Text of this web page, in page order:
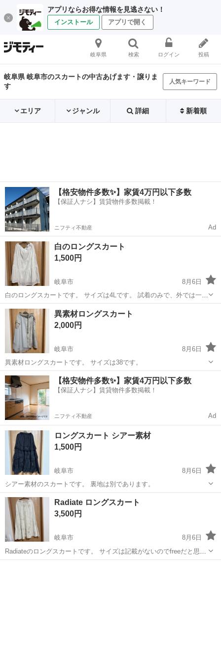
アプリならお得な情報を見逃さない！
インストール アプリで開く
岐阜県 検索 ログイン 投稿
岐阜県 岐阜市のスカートの中古あげます・譲りま
す
人気キーワード
エリア ジャンル 詳細 新着順
【格安物件多数✨】家賃4万円以下多数
【保証人ナシ】賃貸物件多数掲載！
ニフティ不動産 Ad
白のロングスカート
1,500円
岐阜市
8月6日
白のロングスカートです。 サイズは4Lです。 試着のみで、外では一度
も履いていません。
岐阜 岐阜市 スカート ロングスカート
異素材ロングスカート
2,000円
岐阜市
8月6日
異素材ロングスカートです。 サイズは38です。
岐阜 岐阜市 スカート ロングスカート
【格安物件多数✨】家賃4万円以下多数
【保証人ナシ】賃貸物件多数掲載！
ニフティ不動産 Ad
ロングスカート シアー素材
1,500円
岐阜市
8月6日
シアー素材のスカートです。 裏地は別であります。
岐阜 岐阜市
Radiate ロングスカート
3,500円
岐阜市
8月6日
Radiateのロングスカートです。 サイズは記載がないのでfreeだと思い
ます。